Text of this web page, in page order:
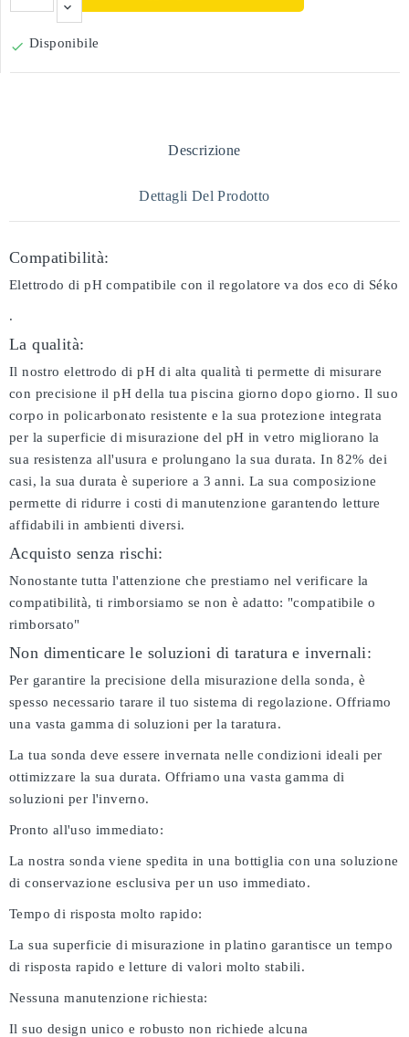
 Disponibile
Descrizione
Dettagli Del Prodotto
Compatibilità:
Elettrodo di pH compatibile con il regolatore va dos eco di Séko
.
La qualità:
Il nostro elettrodo di pH di alta qualità ti permette di misurare
con precisione il pH della tua piscina giorno dopo giorno. Il suo
corpo in policarbonato resistente e la sua protezione integrata
per la superficie di misurazione del pH in vetro migliorano la
sua resistenza all'usura e prolungano la sua durata. In 82% dei
casi, la sua durata è superiore a 3 anni. La sua composizione
permette di ridurre i costi di manutenzione garantendo letture
affidabili in ambienti diversi.
Acquisto senza rischi:
Nonostante tutta l'attenzione che prestiamo nel verificare la
compatibilità, ti rimborsiamo se non è adatto: "compatibile o
rimborsato"
Non dimenticare le soluzioni di taratura e invernali:
Per garantire la precisione della misurazione della sonda, è
spesso necessario tarare il tuo sistema di regolazione. Offriamo
una vasta gamma di soluzioni per la taratura.
La tua sonda deve essere invernata nelle condizioni ideali per
ottimizzare la sua durata. Offriamo una vasta gamma di
soluzioni per l'inverno.
Pronto all'uso immediato:
La nostra sonda viene spedita in una bottiglia con una soluzione
di conservazione esclusiva per un uso immediato.
Tempo di risposta molto rapido:
La sua superficie di misurazione in platino garantisce un tempo
di risposta rapido e letture di valori molto stabili.
Nessuna manutenzione richiesta:
Il suo design unico e robusto non richiede alcuna